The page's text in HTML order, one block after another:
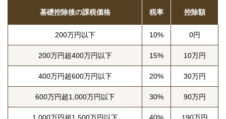
基礎控除後の課税価格 税率 控除額
200万円以下 10% 0円
200万円超400万円以下 15% 10万円
400万円超600万円以下 20% 30万円
600万円超1,000万円以下 30% 90万円